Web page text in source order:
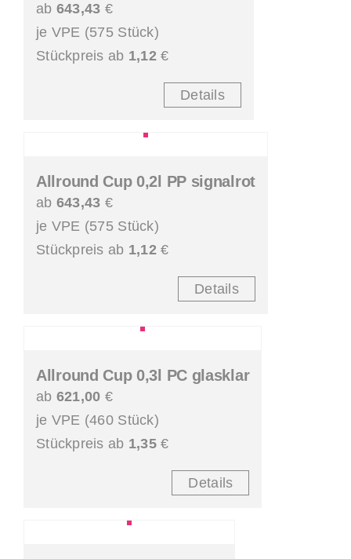
ab 643,43 €
je VPE (575 Stück)
Stückpreis ab 1,12€
Details
Allround Cup 0,2l PP signalrot
ab 643,43 €
je VPE (575 Stück)
Stückpreis ab 1,12€
Details
Allround Cup 0,3l PC glasklar
ab 621,00 €
je VPE (460 Stück)
Stückpreis ab 1,35€
Details